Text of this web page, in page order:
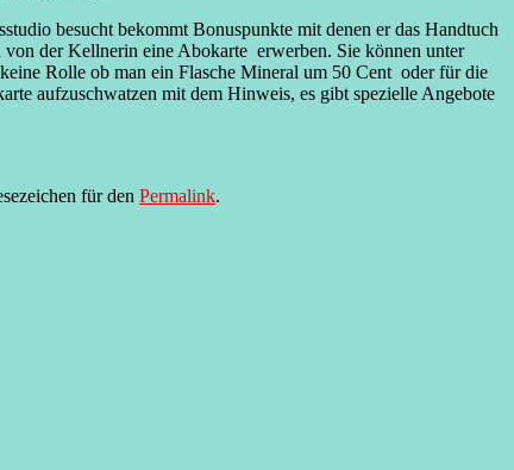
besucht bekommt Bonuspunkte mit denen er das Handtuch
der Kellnerin eine Abokarte erwerben. Sie können unter
Rolle ob man ein Flasche Mineral um 50 Cent oder für die
aufzuschwatzen mit dem Hinweis, es gibt spezielle Angebote
für den Permalink.